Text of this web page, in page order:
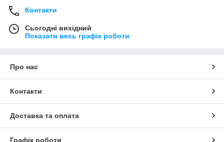
Контакти
Сьогодні вихідний
Показати весь графік роботи
Про нас
Контакти
Доставка та оплата
Графік роботи